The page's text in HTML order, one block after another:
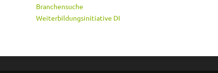
Branchensuche
Weiterbildungsinitiative DI